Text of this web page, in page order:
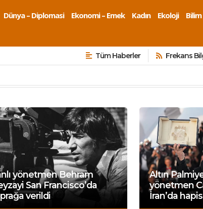
Dünya – Diplomasi Ekonomi – Emek Kadın Ekoloji
Tüm Haberler Frekans
yönetmen Behram
San Francisco’da
verildi
Altın
yönetmen
İran’da